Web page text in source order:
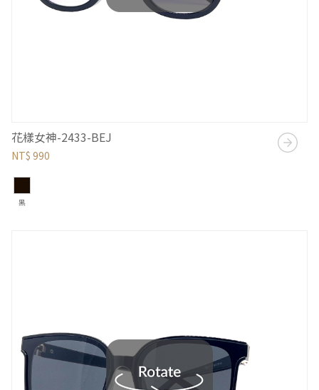
花樣女神-2433-BEJ
NT$ 990
黑